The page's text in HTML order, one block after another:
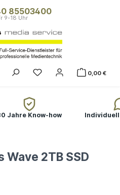
85503400
0,00 €
Jahre Know-how
2TB SSD